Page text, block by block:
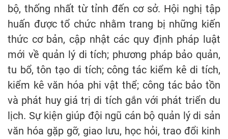
bộ, thống nhất từ tỉnh đến cơ sở. Hội nghị tập
huấn được tổ chức nhằm trang bị những kiến
thức cơ bản, cập nhật các quy định pháp luật
mới về quản lý di tích; phương pháp bảo quản,
tu bổ, tôn tạo di tích; công tác kiểm kê di tích,
kiểm kê văn hóa phi vật thể; công tác bảo tồn
và phát huy giá trị di tích gắn với phát triển du
lịch. Sự kiện giúp đội ngũ cán bộ quản lý di sản
văn hóa gặp gỡ, giao lưu, học hỏi, trao đổi kinh